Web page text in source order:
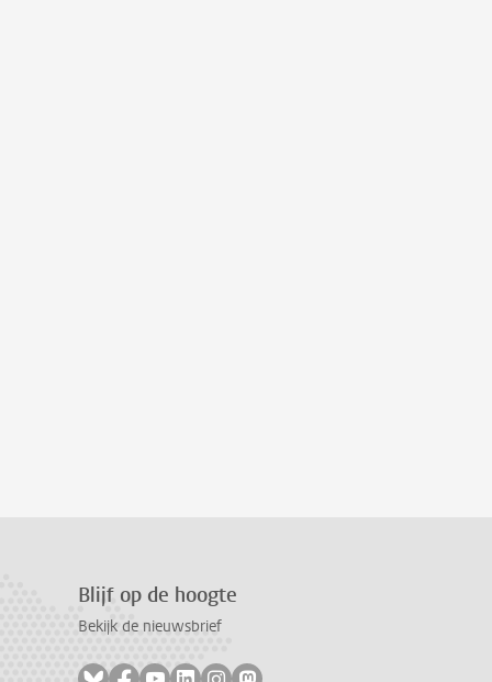
Blijf op de hoogte
Bekijk de nieuwsbrief
Volg ons op bluesky
Volg ons op facebook
Volg ons op youtube
Volg ons op linkedin
Volg ons op instagram
Volg ons op mastodon